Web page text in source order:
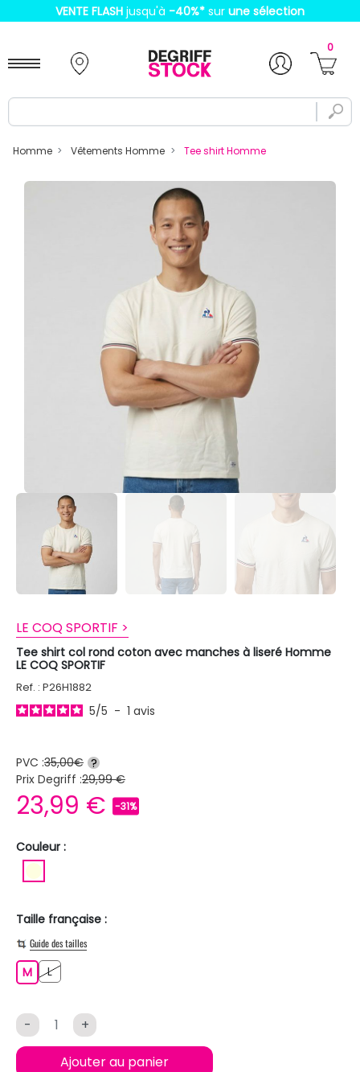
VENTE FLASH jusqu'à -40%* sur une sélection
0
Homme Vêtements Homme Tee shirt Homme
LE COQ SPORTIF >
Tee shirt col rond coton avec manches à liseré Homme
LE COQ SPORTIF
Ref. : P26H1882
5/5 - 1 avis
PVC :35,00€ ?
Prix Degriff :29,99 €
23,99 € -31%
Couleur :
Taille française :
Guide des tailles
MM LL
- +
Ajouter au panier